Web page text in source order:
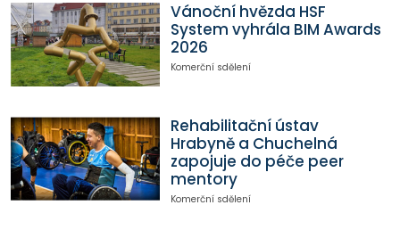
Vánoční hvězda HSF
System vyhrála BIM Awards
2026
Komerční sdělení
Rehabilitační ústav
Hrabyně a Chuchelná
zapojuje do péče peer
mentory
Komerční sdělení